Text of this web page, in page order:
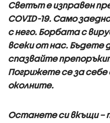
Светът е изправен
COVID-19. Само
с него. Борбата с
всеки от нас. Бъдете
спазвайте
Погрижете се за себе
околните.
Останете си вкъщи –